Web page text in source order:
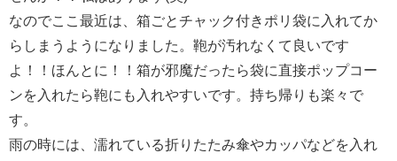
なのでここ最近は、箱ごとチャック付きポリ袋に入れてか
らしまうようになりました。鞄が汚れなくて良いです
よ！！ほんとに！！箱が邪魔だったら袋に直接ポップコー
ンを入れたら鞄にも入れやすいです。持ち帰りも楽々で
す。
雨の時には、濡れている折りたたみ傘やカッパなどを入れ